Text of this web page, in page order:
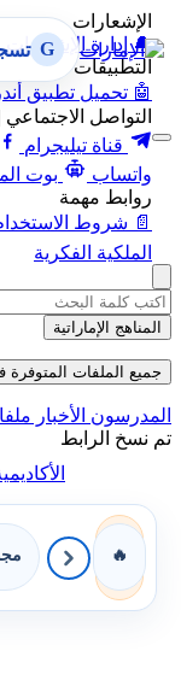
الإشعارات
🔔 إدارة الإشعارات
التطبيقات
🤖 تحميل تطبيق
التواصل الاجتماعي |
قناة تيليجرام
واتساب
بوت
روابط مهمة
📄 شروط
الملكية الفكرية
G
المناهج الإماراتية
جميع الملفات المتوفرة في
المدرسون الأخبار
تم نسخ الرابط
🔥